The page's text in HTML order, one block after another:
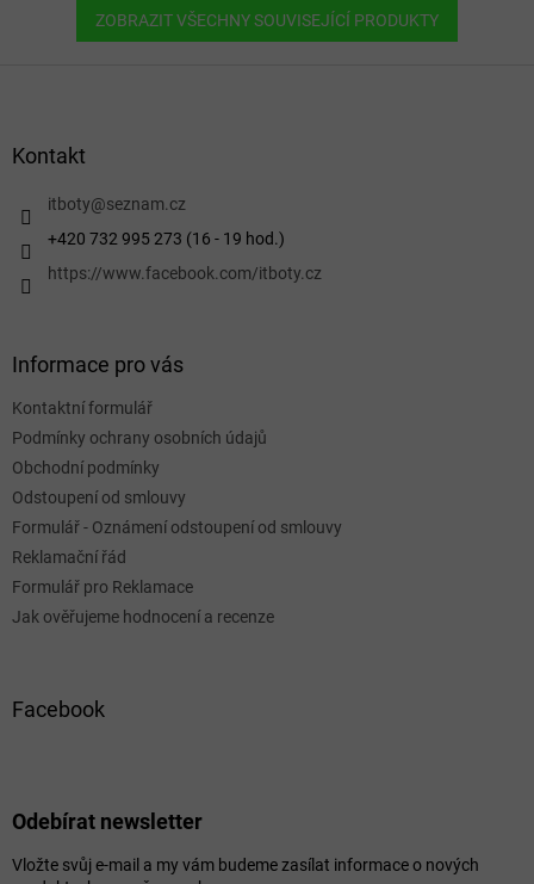
ZOBRAZIT VŠECHNY SOUVISEJÍCÍ PRODUKTY
Kontakt
itboty@seznam.cz
+420 732 995 273 (16 - 19 hod.)
https://www.facebook.com/itboty.cz
Informace pro vás
Kontaktní formulář
Podmínky ochrany osobních údajů
Obchodní podmínky
Odstoupení od smlouvy
Formulář - Oznámení odstoupení od smlouvy
Reklamační řád
Formulář pro Reklamace
Jak ověřujeme hodnocení a recenze
Facebook
Odebírat newsletter
Vložte svůj e-mail a my vám budeme zasílat informace o nových